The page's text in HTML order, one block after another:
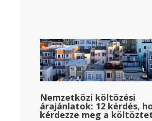
Nemzetközi költözési
árajánlatok: 12 kérdés,
kérdezze meg a